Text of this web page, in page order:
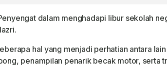
dalam menghadapi libur sekolah
hal yang menjadi perhatian antara
penampilan penarik becak motor, serta